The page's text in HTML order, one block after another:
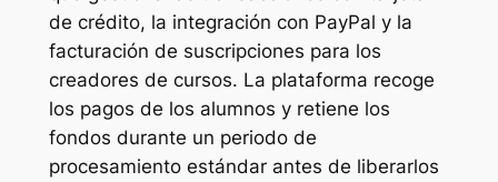
de crédito, la integración con PayPal y la
facturación de suscripciones para los
creadores de cursos. La plataforma recoge
los pagos de los alumnos y retiene los
fondos durante un periodo de
procesamiento estándar antes de liberarlos